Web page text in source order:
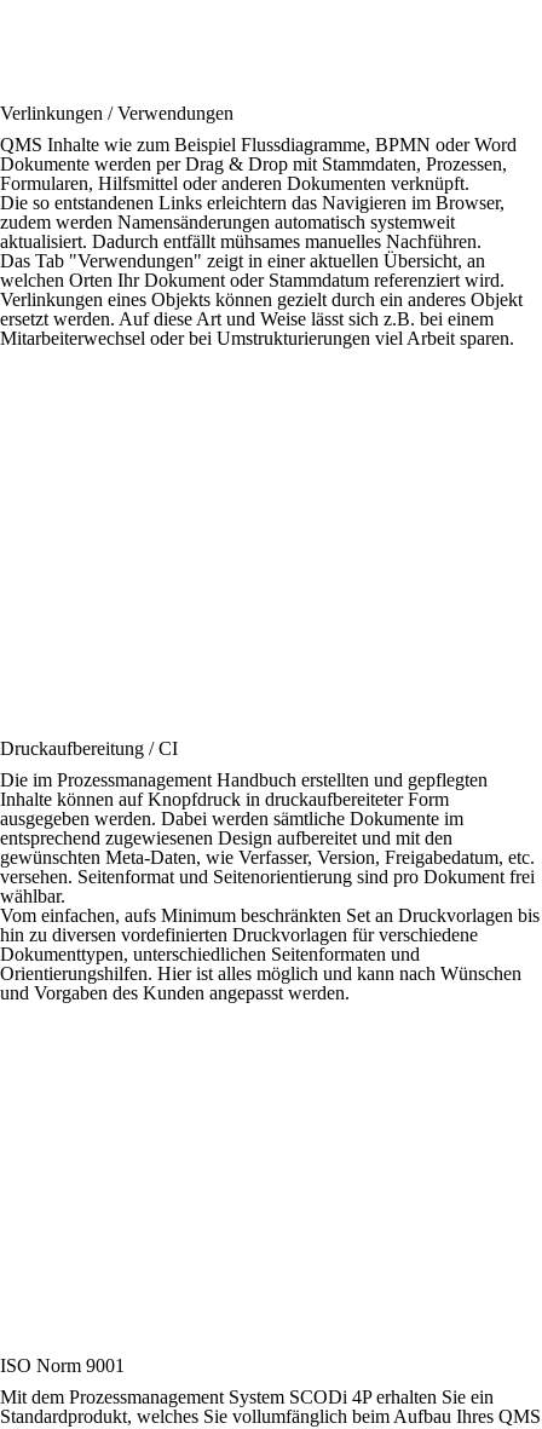
Verlinkungen / Verwendungen
QMS Inhalte wie zum Beispiel Flussdiagramme, BPMN oder Word
Dokumente werden per Drag & Drop mit Stammdaten, Prozessen,
Formularen, Hilfsmittel oder anderen Dokumenten verknüpft.
Die so entstandenen Links erleichtern das Navigieren im Browser,
zudem werden Namensänderungen automatisch systemweit
aktualisiert. Dadurch entfällt mühsames manuelles Nachführen.
Das Tab "Verwendungen" zeigt in einer aktuellen Übersicht, an
welchen Orten Ihr Dokument oder Stammdatum referenziert wird.
Verlinkungen eines Objekts können gezielt durch ein anderes Objekt
ersetzt werden. Auf diese Art und Weise lässt sich z.B. bei einem
Mitarbeiterwechsel oder bei Umstrukturierungen viel Arbeit sparen.
Druckaufbereitung / CI
Die im Prozessmanagement Handbuch erstellten und gepflegten
Inhalte können auf Knopfdruck in druckaufbereiteter Form
ausgegeben werden. Dabei werden sämtliche Dokumente im
entsprechend zugewiesenen Design aufbereitet und mit den
gewünschten Meta-Daten, wie Verfasser, Version, Freigabedatum, etc.
versehen. Seitenformat und Seitenorientierung sind pro Dokument frei
wählbar.
Vom einfachen, aufs Minimum beschränkten Set an Druckvorlagen bis
hin zu diversen vordefinierten Druckvorlagen für verschiedene
Dokumenttypen, unterschiedlichen Seitenformaten und
Orientierungshilfen. Hier ist alles möglich und kann nach Wünschen
und Vorgaben des Kunden angepasst werden.
ISO Norm 9001
Mit dem Prozessmanagement System SCODi 4P erhalten Sie ein
Standardprodukt, welches Sie vollumfänglich beim Aufbau Ihres QMS